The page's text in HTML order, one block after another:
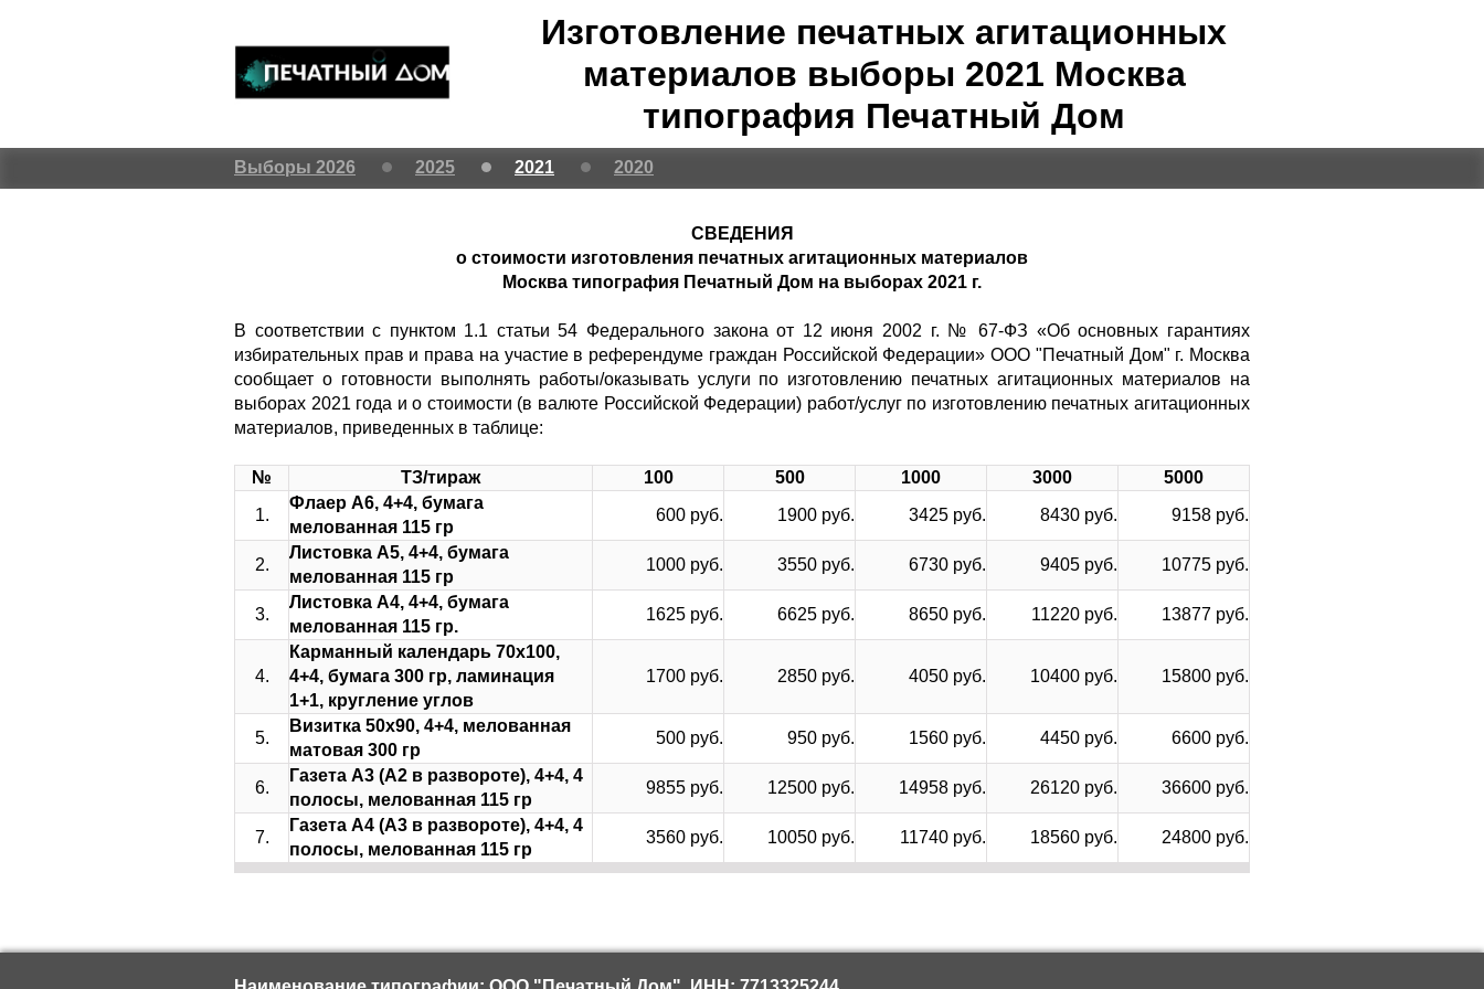
Изготовление печатных агитационных
материалов выборы 2021 Москва
типография Печатный Дом
Выборы 2026 2025 2021 2020
СВЕДЕНИЯ
о стоимости изготовления печатных агитационных материалов
Москва типография Печатный Дом на выборах 2021 г.
В соответствии с пунктом 1.1 статьи 54 Федерального закона от 12 июня 2002 г. № 67-ФЗ «Об основных гарантиях
избирательных прав и права на участие в референдуме граждан Российской Федерации» ООО "Печатный Дом" г. Москва
сообщает о готовности выполнять работы/оказывать услуги по изготовлению печатных агитационных материалов на
выборах 2021 года и о стоимости (в валюте Российской Федерации) работ/услуг по изготовлению печатных агитационных
материалов, приведенных в таблице:
№ ТЗ/тираж 100 500 1000 3000
5000
1.
Флаер А6, 4+4, бумага
мелованная 115 гр
600 руб. 1900 руб. 3425 руб. 8430 руб. 9158 руб.
2.
Листовка А5, 4+4, бумага
мелованная 115 гр
1000 руб. 3550 руб. 6730 руб. 9405 руб. 10775 руб.
3.
Листовка А4, 4+4, бумага
мелованная 115 гр.
1625 руб. 6625 руб. 8650 руб. 11220 руб. 13877 руб.
4.
Карманный календарь 70х100,
4+4, бумага 300 гр, ламинация
1+1, кругление углов
1700 руб. 2850 руб. 4050 руб. 10400 руб. 15800 руб.
5.
Визитка 50х90, 4+4, мелованная
матовая 300 гр
500 руб. 950 руб. 1560 руб. 4450 руб. 6600 руб.
6.
Газета А3 (А2 в развороте), 4+4, 4
полосы, мелованная 115 гр
9855 руб. 12500 руб. 14958 руб. 26120 руб. 36600 руб.
7.
Газета А4 (А3 в развороте), 4+4, 4
полосы, мелованная 115 гр
3560 руб. 10050 руб. 11740 руб. 18560 руб. 24800 руб.